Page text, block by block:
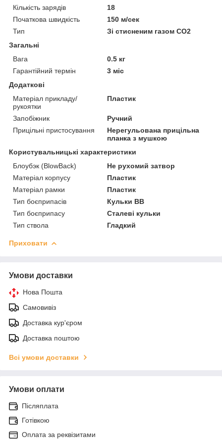
Кількість зарядів
18
Початкова швидкість
150 м/сек
Тип
Зі стисненим газом СО2
Загальні
Вага
0.5 кг
Гарантійний термін
3 міс
Додаткові
Матеріал прикладу/
рукоятки
Пластик
Запобіжник
Ручний
Прицільні пристосування
Нерегульована прицільна
планка з мушкою
Користувальницькі характеристики
Блоубэк (BlowBack)
Не рухомий затвор
Матеріал корпусу
Пластик
Матеріал рамки
Пластик
Тип боєприпасів
Кульки BB
Тип боєприпасу
Сталеві кульки
Тип ствола
Гладкий
Приховати
Умови доставки
Нова Пошта
Самовивіз
Доставка кур'єром
Доставка поштою
Всі умови доставки
Умови оплати
Післяплата
Готівкою
Оплата за реквізитами